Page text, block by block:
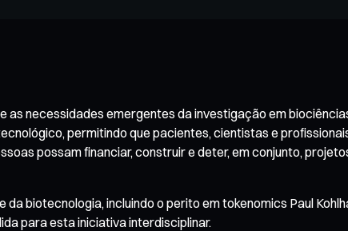
necessidades emergentes da investigação em
permitindo que pacientes, cientistas e
possam financiar, construir e deter, em conjunto,
biotecnologia, incluindo o perito em tokenomics Paul
para esta iniciativa interdisciplinar.